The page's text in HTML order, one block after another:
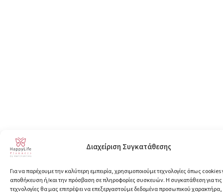
Διαχείριση Συγκατάθεσης
Για να παρέχουμε την καλύτερη εμπειρία, χρησιμοποιούμε τεχνολογίες όπως cookies
αποθήκευση ή/και την πρόσβαση σε πληροφορίες συσκευών. Η συγκατάθεση για
τεχνολογίες θα μας επιτρέψει να επεξεργαστούμε δεδομένα προσωπικού